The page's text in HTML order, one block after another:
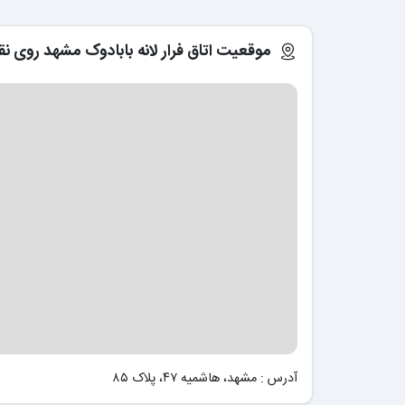
موقعیت اتاق فرار لانه بابادوک مشهد روی
آدرس : مشهد، هاشمیه ۴۷، پلاک ۸۵